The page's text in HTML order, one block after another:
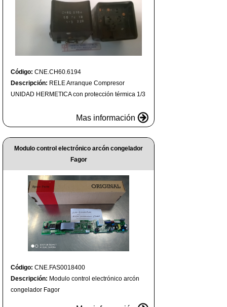
Código: CNE.CH60.6194
Descripción: RELE Arranque Compresor
UNIDAD HERMETICA con protección térmica 1/3
Mas información
Modulo control electrónico arcón congelador
Fagor
Código: CNE.FAS0018400
Descripción: Modulo control electrónico arcón
congelador Fagor